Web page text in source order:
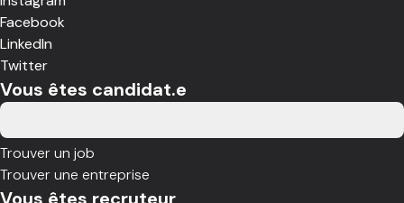
Facebook
LinkedIn
Twitter
Vous êtes candidat.e
Trouver un job
Trouver une entreprise